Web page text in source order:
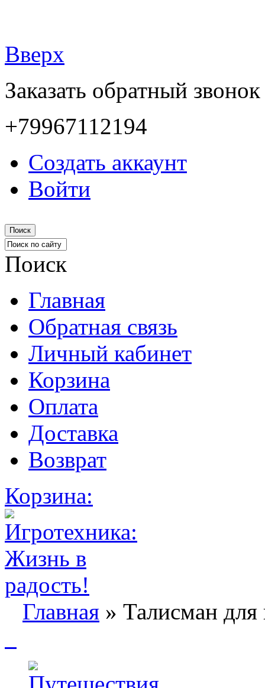
Вверх
Заказать обратный звонок
+79967112194
Создать аккаунт
Войти
Поиск
Поиск
Главная
Обратная связь
Личный кабинет
Корзина
Оплата
Доставка
Возврат
Корзина:
Главная » Талисман для